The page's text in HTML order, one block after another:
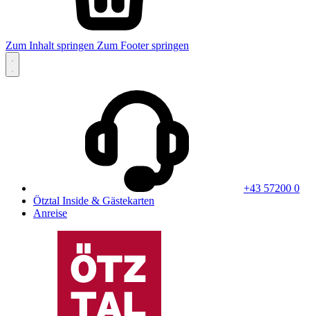
Zum Inhalt springen Zum Footer springen
+43 57200 0
Ötztal Inside & Gästekarten
Anreise